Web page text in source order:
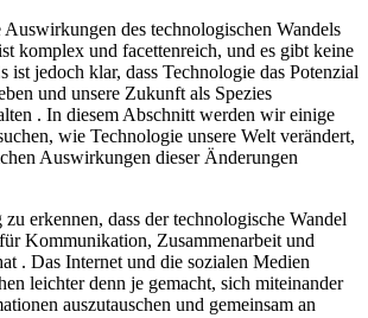
des technologischen Wandels
komplex und facettenreich, und es gibt keine
ist jedoch klar, dass Technologie das Potenzial
und unsere Zukunft als Spezies
. In diesem Abschnitt werden wir einige
wie Technologie unsere Welt verändert,
Auswirkungen dieser Änderungen
erkennen, dass der technologische Wandel
Kommunikation, Zusammenarbeit und
. Das Internet und die sozialen Medien
leichter denn je gemacht, sich miteinander
auszutauschen und gemeinsam an